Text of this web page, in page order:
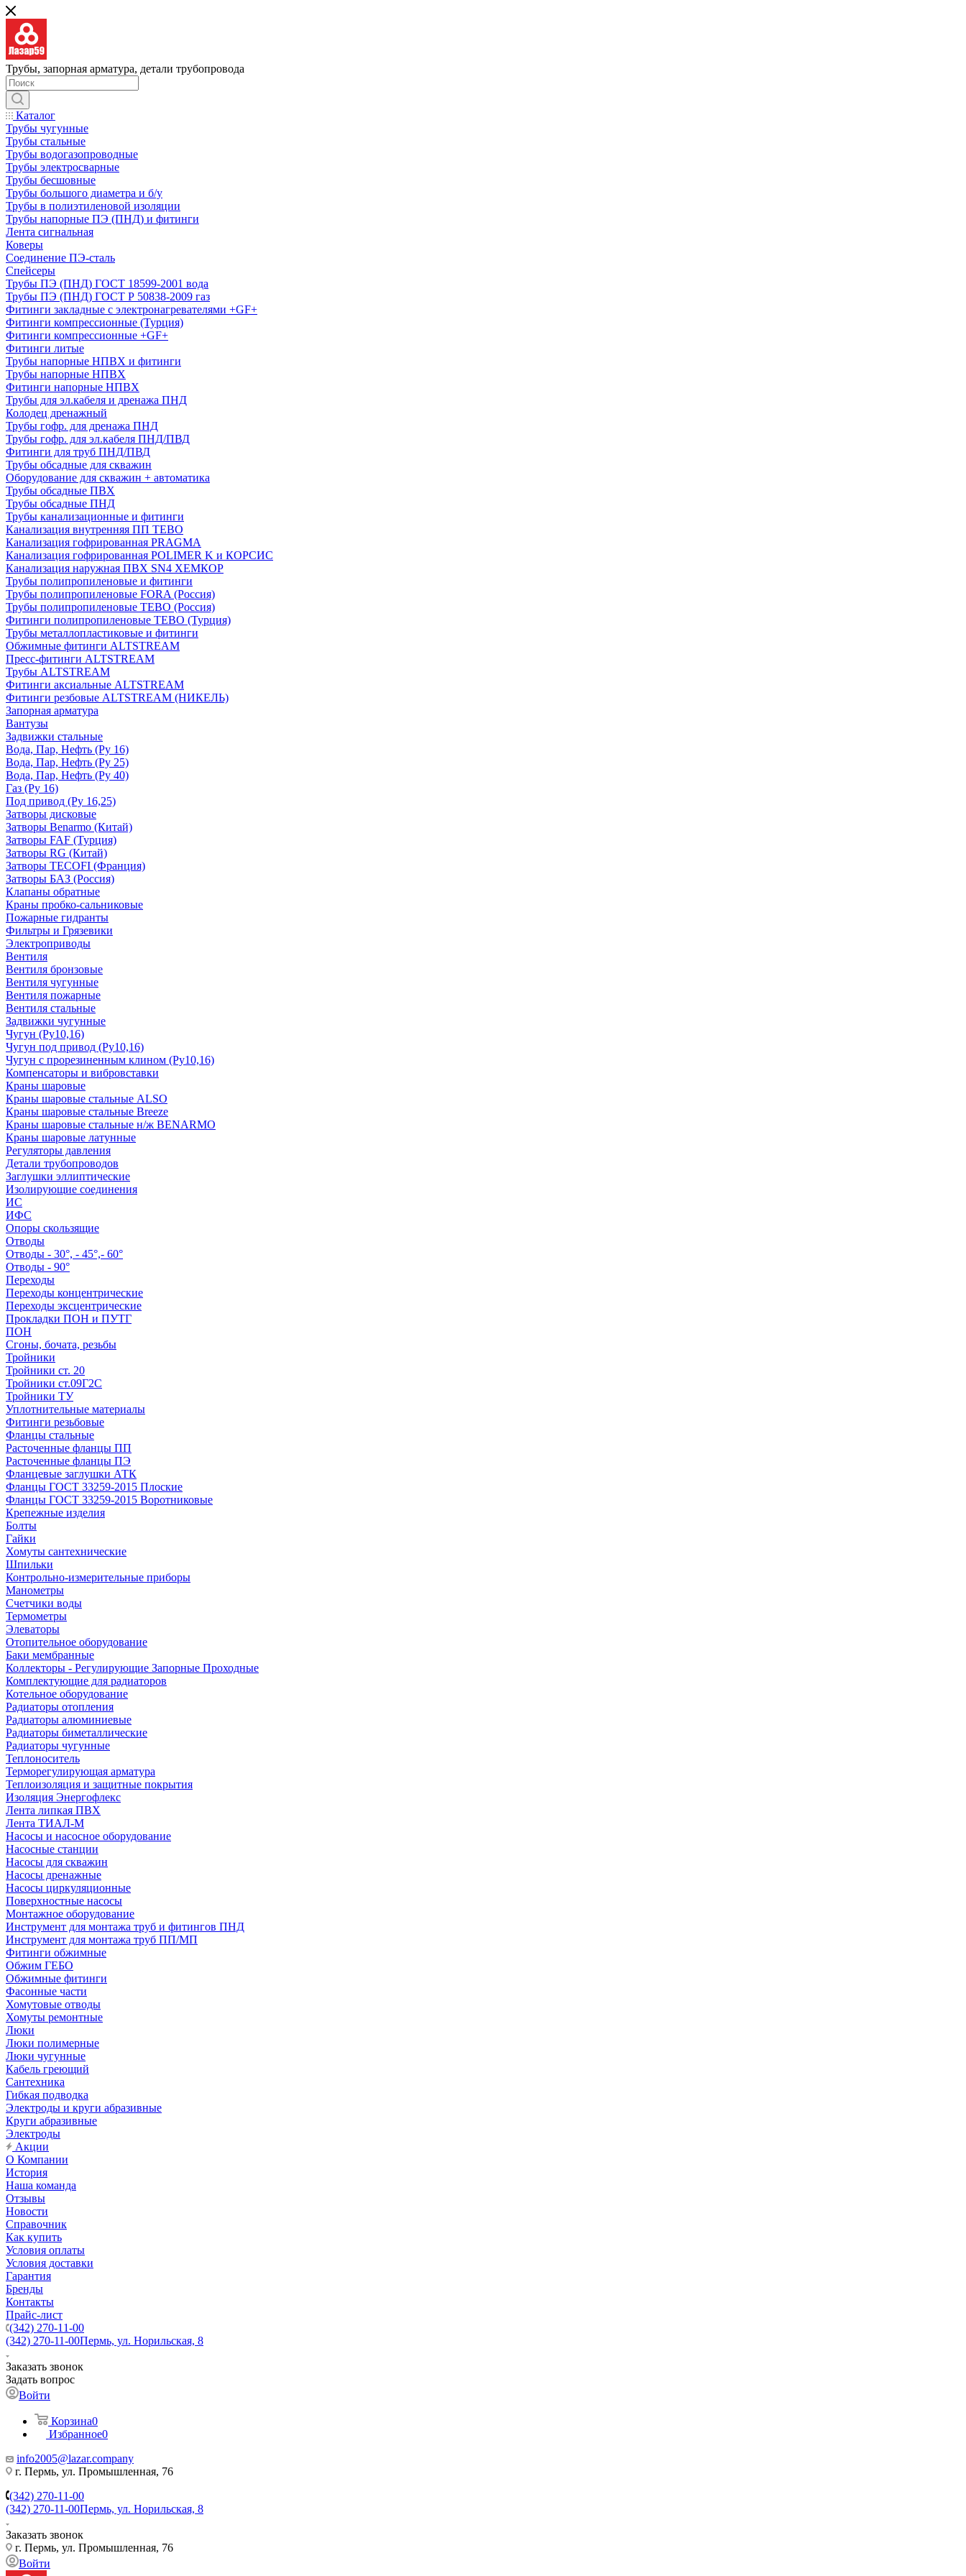
Трубы, запорная арматура, детали трубопровода
Каталог
Трубы чугунные
Трубы стальные
Трубы водогазопроводные
Трубы электросварные
Трубы бесшовные
Трубы большого диаметра и б/у
Трубы в полиэтиленовой изоляции
Трубы напорные ПЭ (ПНД) и фитинги
Лента сигнальная
Коверы
Соединение ПЭ-сталь
Спейсеры
Трубы ПЭ (ПНД) ГОСТ 18599-2001 вода
Трубы ПЭ (ПНД) ГОСТ Р 50838-2009 газ
Фитинги закладные с электронагревателями +GF+
Фитинги компрессионные (Турция)
Фитинги компрессионные +GF+
Фитинги литые
Трубы напорные НПВХ и фитинги
Трубы напорные НПВХ
Фитинги напорные НПВХ
Трубы для эл.кабеля и дренажа ПНД
Колодец дренажный
Трубы гофр. для дренажа ПНД
Трубы гофр. для эл.кабеля ПНД/ПВД
Фитинги для труб ПНД/ПВД
Трубы обсадные для скважин
Оборудование для скважин + автоматика
Трубы обсадные ПВХ
Трубы обсадные ПНД
Трубы канализационные и фитинги
Канализация внутренняя ПП TEBO
Канализация гофрированная PRAGMA
Канализация гофрированная POLIMER K и КОРСИС
Канализация наружная ПВХ SN4 ХЕМКОР
Трубы полипропиленовые и фитинги
Трубы полипропиленовые FORA (Россия)
Трубы полипропиленовые TEBO (Россия)
Фитинги полипропиленовые TEBO (Турция)
Трубы металлопластиковые и фитинги
Обжимные фитинги ALTSTREAM
Пресс-фитинги ALTSTREAM
Трубы ALTSTREAM
Фитинги аксиальные ALTSTREAM
Фитинги резбовые ALTSTREAM (НИКЕЛЬ)
Запорная арматура
Вантузы
Задвижки стальные
Вода, Пар, Нефть (Ру 16)
Вода, Пар, Нефть (Ру 25)
Вода, Пар, Нефть (Ру 40)
Газ (Ру 16)
Под привод (Ру 16,25)
Затворы дисковые
Затворы Benarmo (Китай)
Затворы FAF (Турция)
Затворы RG (Китай)
Затворы TECOFI (Франция)
Затворы БАЗ (Россия)
Клапаны обратные
Краны пробко-сальниковые
Пожарные гидранты
Фильтры и Грязевики
Электроприводы
Вентиля
Вентиля бронзовые
Вентиля чугунные
Вентиля пожарные
Вентиля стальные
Задвижки чугунные
Чугун (Ру10,16)
Чугун под привод (Ру10,16)
Чугун с прорезиненным клином (Ру10,16)
Компенсаторы и вибровставки
Краны шаровые
Краны шаровые стальные ALSO
Краны шаровые стальные Breeze
Краны шаровые стальные н/ж BENARMO
Краны шаровые латунные
Регуляторы давления
Детали трубопроводов
Заглушки эллиптические
Изолирующие соединения
ИС
ИФС
Опоры скользящие
Отводы
Отводы - 30°, - 45°,- 60°
Отводы - 90°
Переходы
Переходы концентрические
Переходы эксцентрические
Прокладки ПОН и ПУТГ
ПОН
Сгоны, бочата, резьбы
Тройники
Тройники ст. 20
Тройники ст.09Г2С
Тройники ТУ
Уплотнительные материалы
Фитинги резьбовые
Фланцы стальные
Расточенные фланцы ПП
Расточенные фланцы ПЭ
Фланцевые заглушки АТК
Фланцы ГОСТ 33259-2015 Плоские
Фланцы ГОСТ 33259-2015 Воротниковые
Крепежные изделия
Болты
Гайки
Хомуты сантехнические
Шпильки
Контрольно-измерительные приборы
Манометры
Счетчики воды
Термометры
Элеваторы
Отопительное оборудование
Баки мембранные
Коллекторы - Регулирующие Запорные Проходные
Комплектующие для радиаторов
Котельное оборудование
Радиаторы отопления
Радиаторы алюминиевые
Радиаторы биметаллические
Радиаторы чугунные
Теплоноситель
Терморегулирующая арматура
Теплоизоляция и защитные покрытия
Изоляция Энергофлекс
Лента липкая ПВХ
Лента ТИАЛ-М
Насосы и насосное оборудование
Насосные станции
Насосы для скважин
Насосы дренажные
Насосы циркуляционные
Поверхностные насосы
Монтажное оборудование
Инструмент для монтажа труб и фитингов ПНД
Инструмент для монтажа труб ПП/МП
Фитинги обжимные
Обжим ГЕБО
Обжимные фитинги
Фасонные части
Хомутовые отводы
Хомуты ремонтные
Люки
Люки полимерные
Люки чугунные
Кабель греющий
Сантехника
Гибкая подводка
Электроды и круги абразивные
Круги абразивные
Электроды
Акции
О Компании
История
Наша команда
Отзывы
Новости
Справочник
Как купить
Условия оплаты
Условия доставки
Гарантия
Бренды
Контакты
Прайс-лист
(342) 270-11-00
(342) 270-11-00Пермь, ул. Норильская, 8
Заказать звонок
Задать вопрос
Войти
Корзина0
Избранное0
info2005@lazar.company
г. Пермь, ул. Промышленная, 76
(342) 270-11-00
(342) 270-11-00Пермь, ул. Норильская, 8
Заказать звонок
г. Пермь, ул. Промышленная, 76
Войти